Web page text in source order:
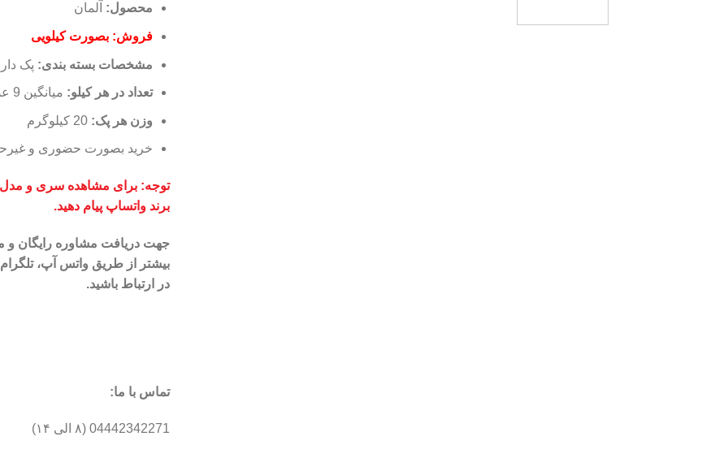
محصول: آلمان
فروش: بصورت کیلویی
مشخصات بسته بندی: پک
تعداد در هر کیلو: میانگین 9 عدد
وزن هر پک:
خرید بصورت حضوری و
توجه: برای مشاهده سری و مدل
برند واتساپ پیام دهید.
جهت دریافت مشاوره رایگان
بیشتر از طریق واتس آپ، تلگرام
در ارتباط باشید.
تماس با ما:
04442342271 (۸ الی ۱۴)